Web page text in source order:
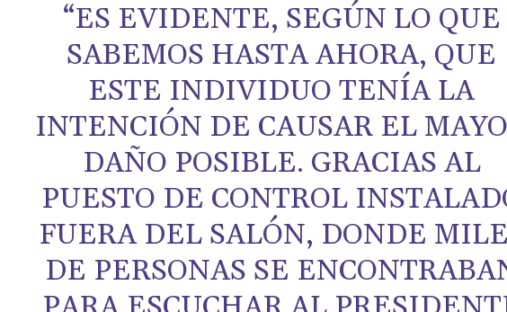
“ES EVIDENTE, SEGÚN LO QUE
SABEMOS HASTA AHORA, QUE
ESTE INDIVIDUO TENÍA LA
INTENCIÓN DE CAUSAR EL
DAÑO POSIBLE. GRACIAS AL
PUESTO DE CONTROL
FUERA DEL SALÓN, DONDE
DE PERSONAS SE